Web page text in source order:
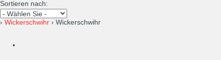
Sortieren nach:
› Wickerschwihr › Wickerschwihr